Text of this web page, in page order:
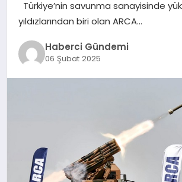
TEKNOLOJI
Türkiye’nin savunma sanayisinde
yıldızlarından biri olan ARCA…
Haberci Gündemi
06 Şubat 2025